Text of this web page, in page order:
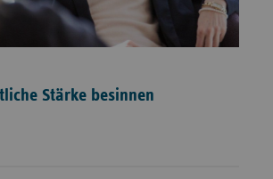
Stärke besinnen